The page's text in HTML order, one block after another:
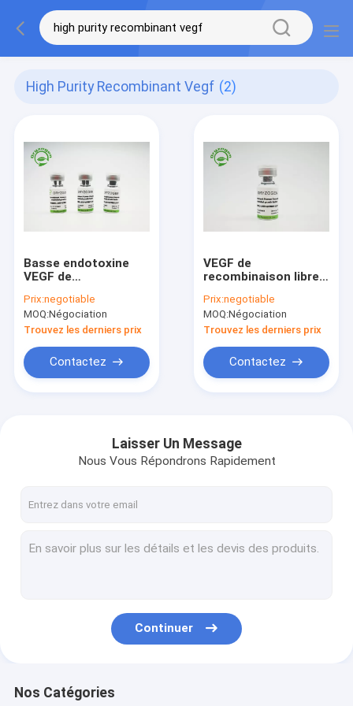
High Purity Recombinant Vegf (2)
Basse endotoxine
VEGF de
No de grande pureté.
127464-60-2
Prix:negotiable
MOQ:Négociation
Trouvez les derniers prix
Contactez
VEGF de
recombinaison libre
pour la culture
cellulaire
Prix:negotiable
MOQ:Négociation
Trouvez les derniers prix
Contactez
Laisser Un Message
Nous Vous Répondrons Rapidement
Continuer
Nos Catégories